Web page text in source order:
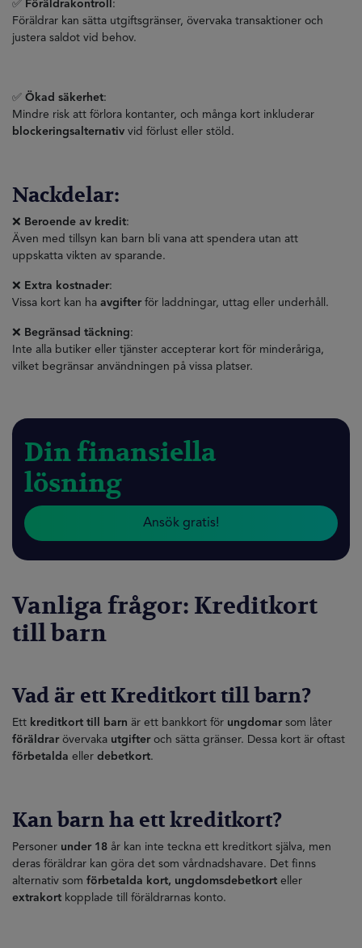
✅ Föräldrakontroll :
Föräldrar kan sätta utgiftsgränser, övervaka transaktioner och
justera saldot vid behov.
✅ Ökad säkerhet:
Mindre risk att förlora kontanter, och många kort inkluderar
blockeringsalternativ vid förlust eller stöld.
Nackdelar:
❌ Beroende av kredit:
Även med tillsyn kan barn bli vana att spendera utan att
uppskatta vikten av sparande.
❌ Extra kostnader:
Vissa kort kan ha avgifterför laddningar, uttag eller underhåll.
❌ Begränsad täckning:
Inte alla butiker eller tjänster accepterar kort för minderåriga,
vilket begränsar användningen på vissa platser.
Din finansiella
lösning
Ansök gratis!
Vanliga frågor: Kreditkort
till barn
Vad är ett Kreditkort till barn?
Ett kreditkort till barn är ett bankkort för ungdomarsom låter
föräldrar övervaka utgifteroch sätta gränser. Dessa kort är oftast
förbetalda eller debetkort.
Kan barn ha ett kreditkort?
Personer under 18 år kan inte teckna ett kreditkort själva, men
deras föräldrar kan göra det som vårdnadshavare. Det finns
alternativ som förbetalda kort, ungdomsdebetkort eller
extrakort kopplade till föräldrarnas konto.